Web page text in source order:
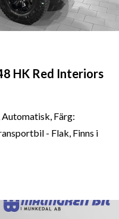
HK Red Interiors
Färg:
- Flak, Finns i